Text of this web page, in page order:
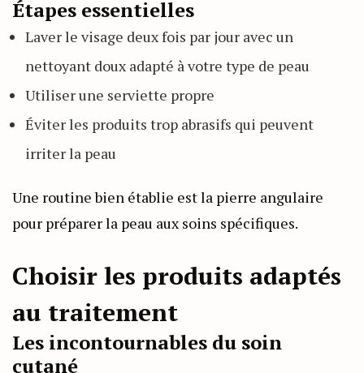
Étapes essentielles
Laver le visage deux fois par jour avec un
nettoyant doux adapté à votre type de peau
Utiliser une serviette propre
Éviter les produits trop abrasifs qui peuvent
irriter la peau
Une routine bien établie est la pierre angulaire
pour préparer la peau aux soins spécifiques.
Choisir les produits adaptés
au traitement
Les incontournables du soin
cutané